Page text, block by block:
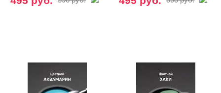
Однофазные гели
Цветные гели - Gel Color